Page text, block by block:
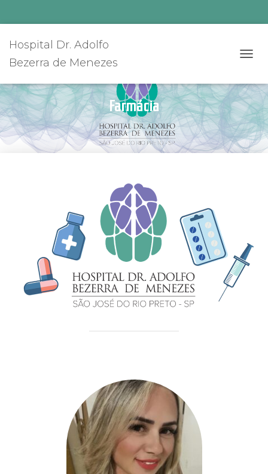
Hospital Dr. Adolfo
Bezerra de Menezes
T
E
R
N
A
R
N
O
Farmácia